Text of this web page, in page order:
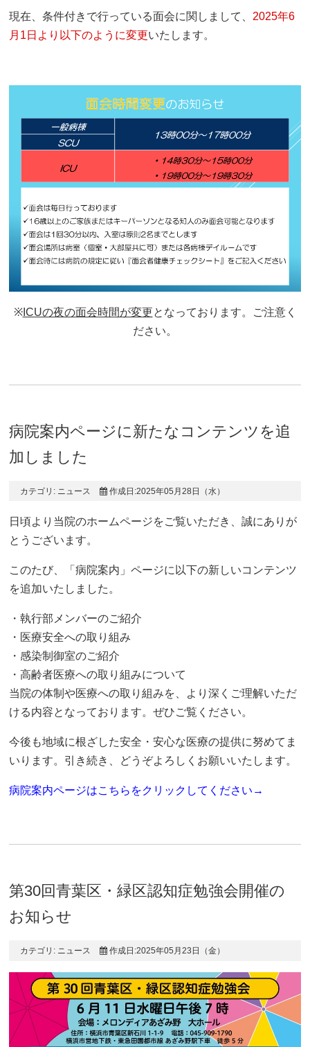
現在、条件付きで行っている面会に関しまして、 2025年6
月1日より以下のように変更いたします。
※ICUの夜の面会時間が変更となっております。ご注意く
ださい。
病院案内ページに新たなコンテンツを追
加しました
カテゴリ: ニュース 作成日:2025年05月28日（水）
日頃より当院のホームページをご覧いただき、誠にありが
とうございます。
このたび、「病院案内」ページに以下の新しいコンテンツ
を追加いたしました。
・執行部メンバーのご紹介
・医療安全への取り組み
・感染制御室のご紹介
・高齢者医療への取り組みについて
当院の体制や医療への取り組みを、より深くご理解いただ
ける内容となっております。ぜひご覧ください。
今後も地域に根ざした安全・安心な医療の提供に努めてま
いります。引き続き、どうぞよろしくお願いいたします。
病院案内ページはこちらをクリックしてください→
第30回青葉区・緑区認知症勉強会開催の
お知らせ
カテゴリ: ニュース 作成日:2025年05月23日（金）